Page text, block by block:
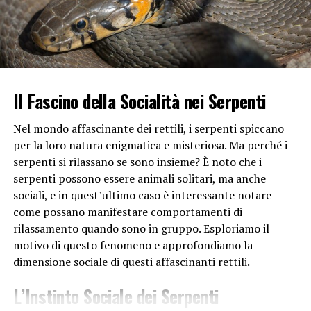
Ululare per comunicare con i simili e l’uomo
Un altro motivo per cui i cani possono ululare è il
desiderio di comunicare con altri cani. Gli ululati
possono essere parte del repertorio comunicativo dei
cani nelle vicinanze. Questo tipo di ululato è spesso
attirare l’attenzione di un altro membro della sua
specie.
Infine, alcuni cani ululano per ragioni mediche. Il dolore,
l’incomodo o altre condizioni mediche possono spingere
un cane a ululare per comunicare il suo disagio ai
proprietari o ad altri animali nelle vicinanze. In questi
casi, l’ululato può essere associato a comportamenti
come leccarsi in modo eccessivo, zoppicare o mostrare
Il Fascino della Socialità nei Serpenti
Nel mondo affascinante dei rettili, i serpenti spiccano
per la loro natura enigmatica e misteriosa. Ma perché i
serpenti si rilassano se sono insieme? È noto che i
serpenti possono essere animali solitari, ma anche
sociali, e in quest’ultimo caso è interessante notare
come possano manifestare comportamenti di
rilassamento quando sono in gruppo. Esploriamo il
motivo di questo fenomeno e approfondiamo la
dimensione sociale di questi affascinanti rettili.
L’Instinto Sociale dei Serpenti